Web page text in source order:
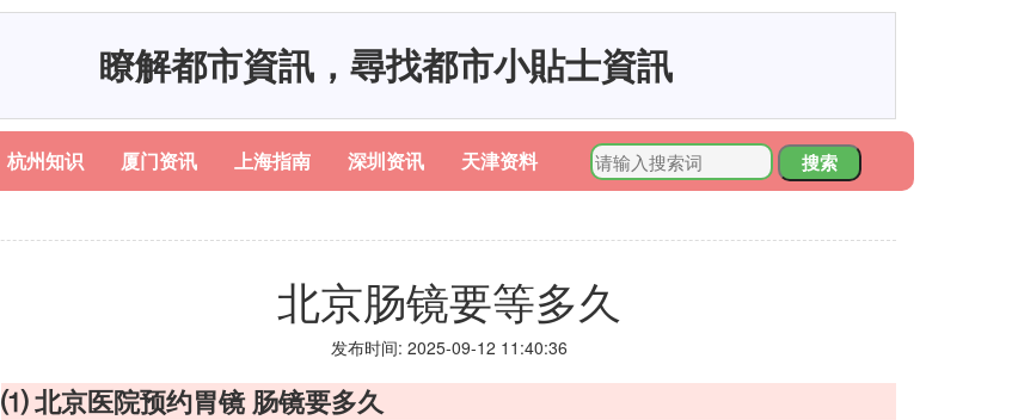
瞭解都市資訊，尋找都市小貼士資訊
杭州知识 厦门资讯 上海指南 深圳资讯 天津资料
搜索
北京肠镜要等多久
发布时间: 2025-09-12 11:40:36
⑴ 北京医院预约胃镜 肠镜要多久